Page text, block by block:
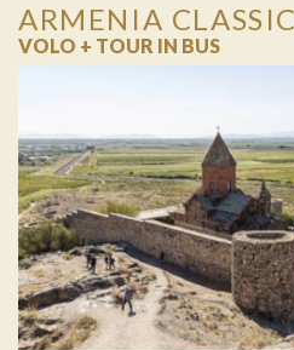
ARMENIA
VOLO + TOUR IN BUS